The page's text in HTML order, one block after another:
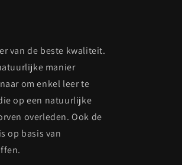
van de beste kwaliteit.
manier
om enkel leer te
op een natuurlijke
overleden. Ook de
op basis van